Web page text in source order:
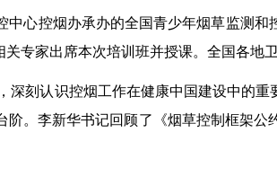
心控烟办承办的全国青少年烟草监测
专家出席本次培训班并授课。全国各地
刻认识控烟工作在健康中国建设中的
。李新华书记回顾了《烟草控制框架